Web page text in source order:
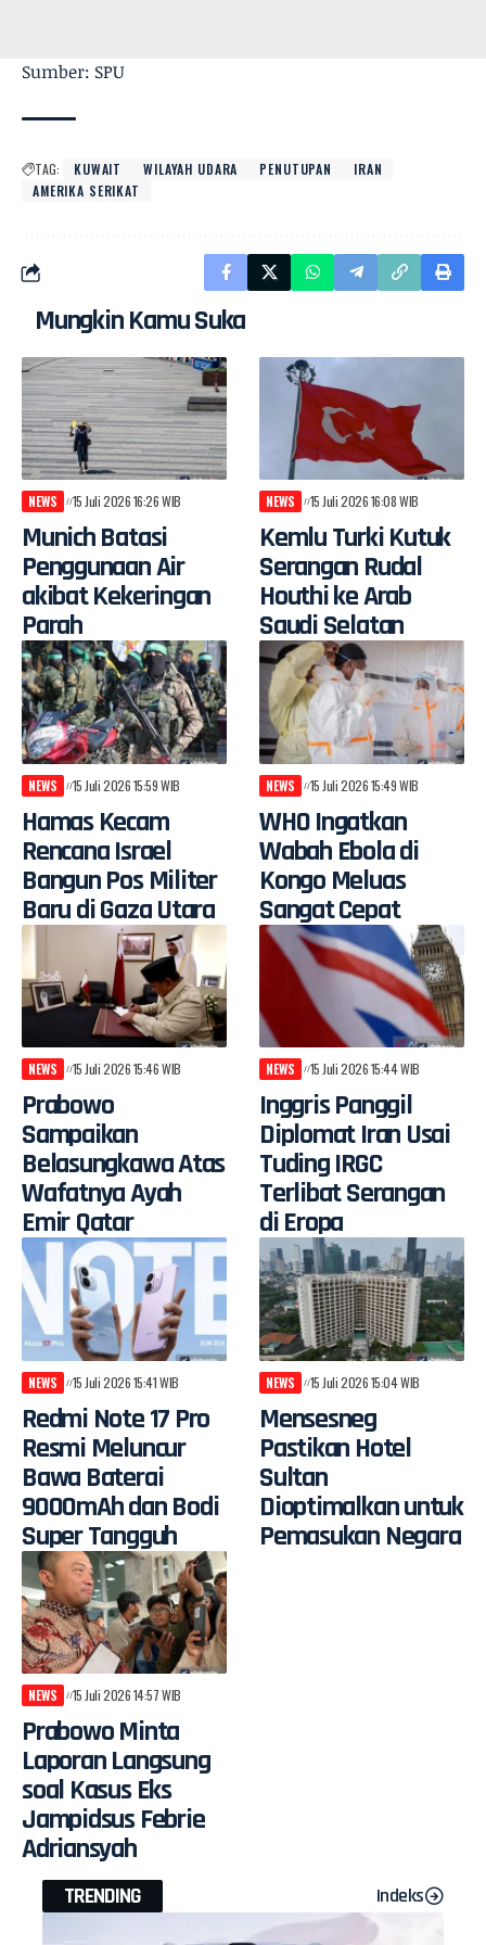
Sumber: SPU
TAG: KUWAIT WILAYAH UDARA PENUTUPAN
IRAN
AMERIKA SERIKAT
Mungkin Kamu Suka
NEWS 15 Juli 2026 16:26 WIB
Munich Batasi
Penggunaan Air
akibat Kekeringan
Parah
NEWS 15 Juli 2026 16:08 WIB
Kemlu Turki Kutuk
Serangan Rudal
Houthi ke Arab
Saudi Selatan
NEWS 15 Juli 2026 15:59 WIB
Hamas Kecam
Rencana Israel
Bangun Pos Militer
Baru di Gaza Utara
NEWS 15 Juli 2026 15:49 WIB
WHO Ingatkan
Wabah Ebola di
Kongo Meluas
Sangat Cepat
NEWS 15 Juli 2026 15:46 WIB
Prabowo
Sampaikan
Belasungkawa Atas
Wafatnya Ayah
Emir Qatar
NEWS 15 Juli 2026 15:44 WIB
Inggris Panggil
Diplomat Iran Usai
Tuding IRGC
Terlibat Serangan
di Eropa
NEWS 15 Juli 2026 15:41 WIB
Redmi Note 17 Pro
Resmi Meluncur
Bawa Baterai
9000mAh dan Bodi
Super Tangguh
NEWS 15 Juli 2026 15:04 WIB
Mensesneg
Pastikan Hotel
Sultan
Dioptimalkan untuk
Pemasukan Negara
NEWS 15 Juli 2026 14:57 WIB
Prabowo Minta
Laporan Langsung
soal Kasus Eks
Jampidsus Febrie
Adriansyah
TRENDING Indeks